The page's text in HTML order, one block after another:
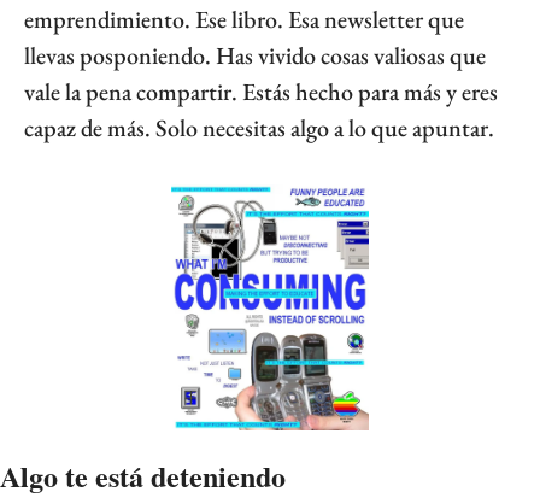
emprendimiento. Ese libro. Esa newsletter que
llevas posponiendo. Has vivido cosas valiosas que
vale la pena compartir. Estás hecho para más y eres
capaz de más. Solo necesitas algo a lo que apuntar.
Algo te está deteniendo